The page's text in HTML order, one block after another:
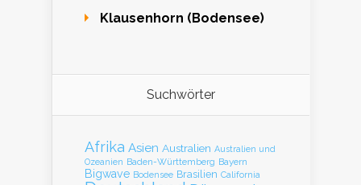
Klausenhorn (Bodensee)
Suchwörter
Afrika Asien Australien Australien und
Ozeanien Baden-Württemberg Bayern
Bigwave Bodensee Brasilien California